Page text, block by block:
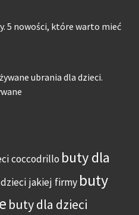
5 nowości, które warto mieć
ubrania dla dzieci.
coccodrillo buty dla
jakiej firmy buty
buty dla dzieci